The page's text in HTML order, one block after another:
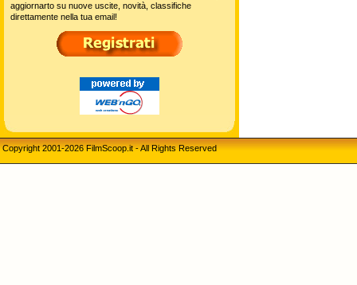
aggiornarto su nuove uscite, novità, classifiche
direttamente nella tua email!
Copyright 2001-2026 FilmScoop.it - All Rights Reserved